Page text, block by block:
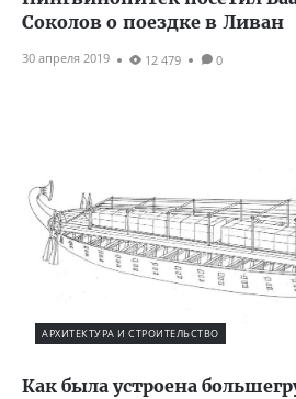
Соколов о поездке в Ливан
30 апреля 2019 12 479 0
АРХИТЕКТУРА И СТРОИТЕЛЬСТВО
Как была устроена